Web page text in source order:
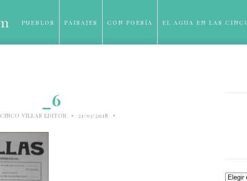
PUEBLOS PAISAJES CON POESÍA EL AGUA EN LAS
_6
CINCO VILLAS EDITOR • 21/03/2018 •